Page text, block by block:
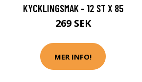
KYCKLINGSMAK - 12 ST X 85
269 SEK
MER INFO!